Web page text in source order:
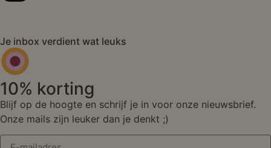
Je inbox verdient wat leuks
10% korting
Blijf op de hoogte en schrijf je in voor onze nieuwsbrief.
Onze mails zijn leuker dan je denkt ;)